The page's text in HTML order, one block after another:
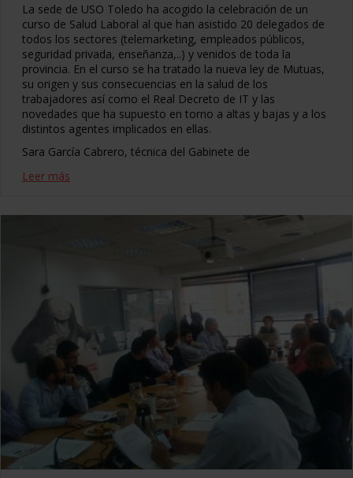
La sede de USO Toledo ha acogido la celebración de un
curso de Salud Laboral al que han asistido 20 delegados de
todos los sectores (telemarketing, empleados públicos,
seguridad privada, enseñanza,..) y venidos de toda la
provincia. En el curso se ha tratado la nueva ley de Mutuas,
su origen y sus consecuencias en la salud de los
trabajadores así como el Real Decreto de IT y las
novedades que ha supuesto en torno a altas y bajas y a los
distintos agentes implicados en ellas.
Sara García Cabrero, técnica del Gabinete de
Leer más